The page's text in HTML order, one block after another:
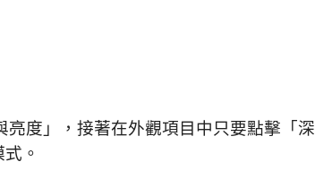
度」，接著在外觀項目中只要點擊「深
。